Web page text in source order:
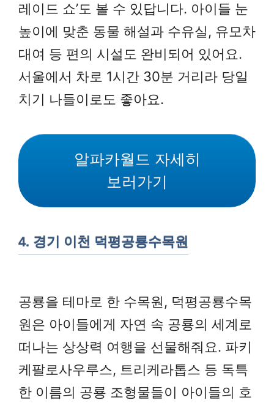
레이드 쇼’도 볼 수 있답니다. 아이들 눈
높이에 맞춘 동물 해설과 수유실, 유모차
대여 등 편의 시설도 완비되어 있어요.
서울에서 차로 1시간 30분 거리라 당일
치기 나들이로도 좋아요.
알파카월드 자세히
보러가기
4. 경기 이천 덕평공룡수목원
공룡을 테마로 한 수목원, 덕평공룡수목
원은 아이들에게 자연 속 공룡의 세계로
떠나는 상상력 여행을 선물해줘요. 파키
케팔로사우루스, 트리케라톱스 등 독특
한 이름의 공룡 조형물들이 아이들의 호